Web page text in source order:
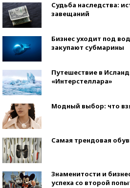
Судьба наследства:
завещаний
Бизнес уходит под
закупают субмарины
Путешествие в
«Интерстеллара»
Модный выбор: что
Самая трендовая
Знаменитости и
успеха со второй